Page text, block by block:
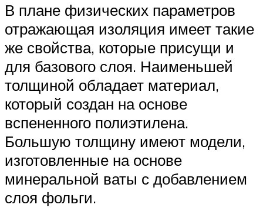
В плане физических параметров
отражающая изоляция имеет такие
же свойства, которые присущи и
для базового слоя. Наименьшей
толщиной обладает материал,
который создан на основе
вспененного полиэтилена.
Большую толщину имеют модели,
изготовленные на основе
минеральной ваты с добавлением
слоя фольги.